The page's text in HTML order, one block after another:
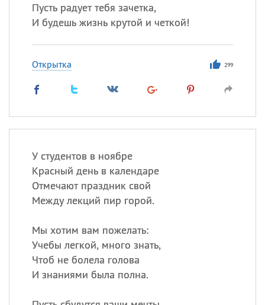
Пусть радует тебя зачетка,
И будешь жизнь крутой и четкой!
Открытка 299
У студентов в ноябре
Красный день в календаре
Отмечают праздник свой
Между лекций пир горой.
Мы хотим вам пожелать:
Учебы легкой, много знать,
Чтоб не болела голова
И знаниями была полна.